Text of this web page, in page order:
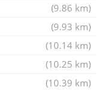
(9.86 km)
(9.93 km)
(10.14 km)
(10.25 km)
(10.39 km)